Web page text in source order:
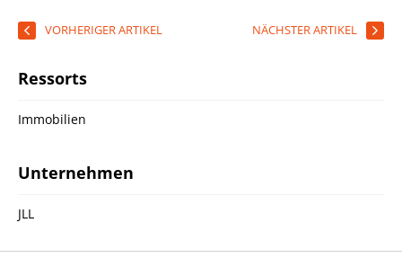
VORHERIGER ARTIKEL NÄCHSTER ARTIKEL
Ressorts
Immobilien
Unternehmen
JLL